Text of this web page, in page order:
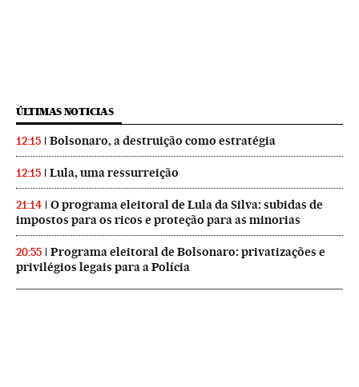
ÚLTIMAS NOTICIAS
12:15 Bolsonaro, a destruição como estratégia
12:15 Lula, uma ressurreição
21:14
O programa eleitoral de Lula da Silva: subidas de
impostos para os ricos e proteção para as minorias
20:55
Programa eleitoral de Bolsonaro: privatizações e
privilégios legais para a Polícia